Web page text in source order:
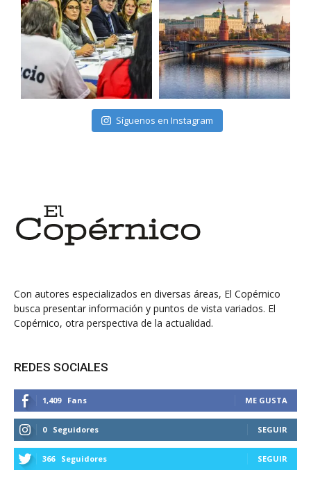
Síguenos en Instagram
Con autores especializados en diversas áreas, El Copérnico
busca presentar información y puntos de vista variados. El
Copérnico, otra perspectiva de la actualidad.
REDES SOCIALES
1,409 Fans ME GUSTA
0 Seguidores SEGUIR
366 Seguidores SEGUIR